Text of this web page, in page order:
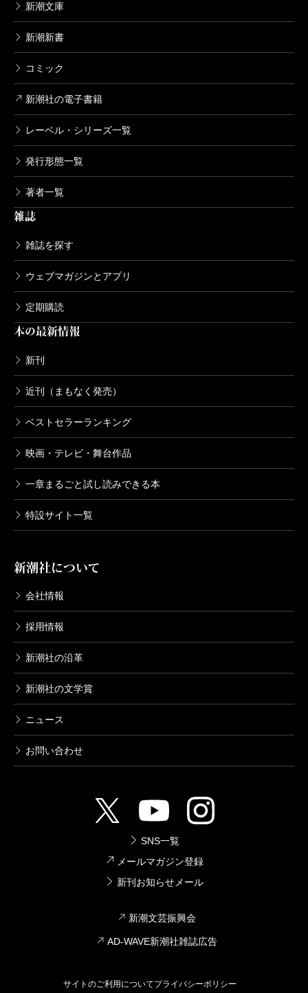
新潮文庫
新潮新書
コミック
新潮社の電子書籍
レーベル・シリーズ一覧
発行形態一覧
著者一覧
雑誌
雑誌を探す
ウェブマガジンとアプリ
定期購読
本の最新情報
新刊
近刊（まもなく発売）
ベストセラーランキング
映画・テレビ・舞台作品
一章まるごと試し読みできる本
特設サイト一覧
新潮社について
会社情報
採用情報
新潮社の沿革
新潮社の文学賞
ニュース
お問い合わせ
SNS一覧
メールマガジン登録
新刊お知らせメール
新潮文芸振興会
AD-WAVE新潮社雑誌広告
サイトのご利用についてプライバシーポリシー